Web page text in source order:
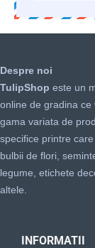
Despre noi
TulipShop este un
online de gradina ce
gama variata de
specifice printre
bulbii de flori,
legume, etichete
altele.
INFORMATII